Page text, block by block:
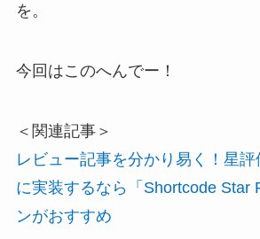
を。
今回はこのへんでー！
＜関連記事＞
レビュー記事を分かり易く！星
に実装するなら「Shortcode Star
ンがおすすめ